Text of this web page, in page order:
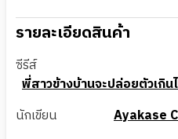
รายละเอียดสินค้า
ซีรีส์
พี่สาวข้างบ้านจะปล่อยตัวเกิน
นักเขียน
Ayakase